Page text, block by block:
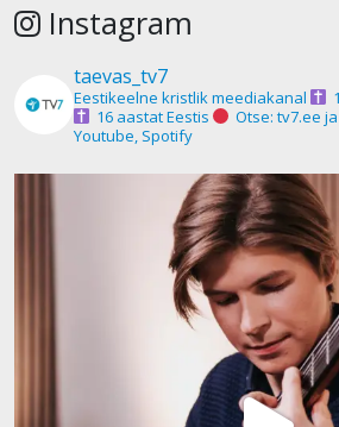
Instagram
taevas_tv7
Eestikeelne kristlik meediakanal
16 aastat Eestis
Otse: tv7.ee
Youtube, Spotify